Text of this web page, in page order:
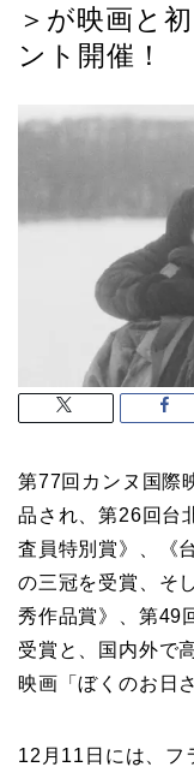
＞が映画と
ント開催！
第77回カンヌ国際
品され、第26回台
査員特別賞》、《
の三冠を受賞、そ
秀作品賞》、第49
受賞と、国内外で
映画「ぼくのお日
12月11日には、フ